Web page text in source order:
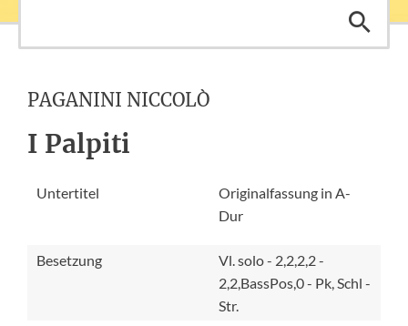
PAGANINI NICCOLÒ
I Palpiti
Untertitel
Originalfassung in A-
Dur
Besetzung
Vl. solo - 2,2,2,2 -
2,2,BassPos,0 - Pk, Schl -
Str.